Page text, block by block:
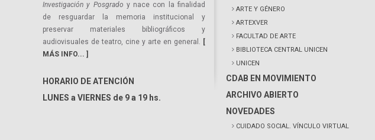
Investigación y Posgrado y nace con la finalidad
de resguardar la memoria institucional y
preservar materiales bibliográficos y
audiovisuales de teatro, cine y arte en general. [
MÁS INFO... ]
HORARIO DE ATENCIÓN
LUNES a VIERNES de 9 a 19 hs.
ARTE Y GÉNERO
ARTEXVER
FACULTAD DE ARTE
BIBLIOTECA CENTRAL UNICEN
UNICEN
CDAB EN MOVIMIENTO
ARCHIVO ABIERTO
NOVEDADES
CUIDADO SOCIAL. VÍNCULO VIRTUAL